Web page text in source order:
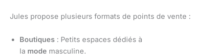
Jules propose plusieurs formats de points de vente :
Boutiques : Petits espaces dédiés à
la mode masculine.